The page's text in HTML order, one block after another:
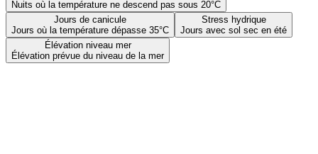
Nuits où la température ne descend pas sous 20°C
Jours de canicule
Jours où la température dépasse 35°C
Stress hydrique
Jours avec sol sec en été
Élévation niveau mer
Élévation prévue du niveau de la mer